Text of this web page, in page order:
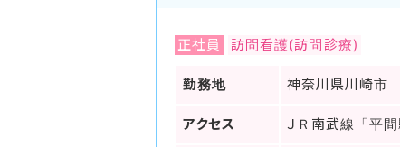
正社員 訪問看護(訪問診療)
勤務地 神奈川県川崎市
アクセス ＪＲ南武線「平